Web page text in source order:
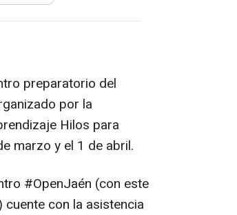
preparatorio del
por la
Hilos para
marzo y el 1 de abril.
#OpenJaén (con este
con la asistencia